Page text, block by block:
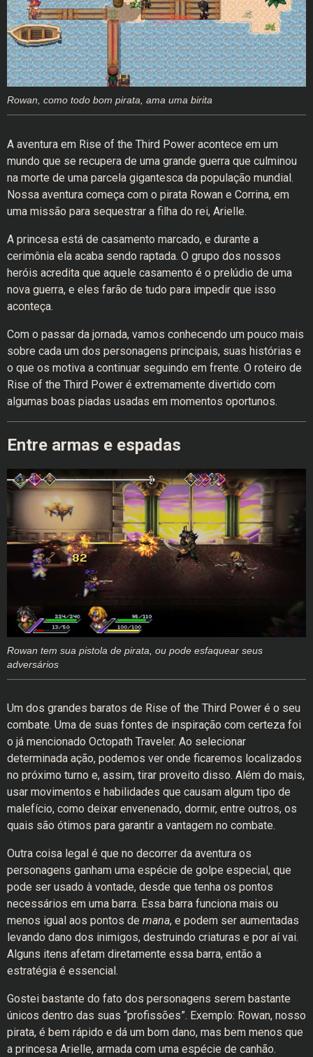
Rowan, como todo bom pirata, ama uma birita
A aventura em Rise of the Third Power acontece em um
mundo que se recupera de uma grande guerra que culminou
na morte de uma parcela gigantesca da população mundial.
Nossa aventura começa com o pirata Rowan e Corrina, em
uma missão para sequestrar a filha do rei, Arielle.
A princesa está de casamento marcado, e durante a
cerimônia ela acaba sendo raptada. O grupo dos nossos
heróis acredita que aquele casamento é o prelúdio de uma
nova guerra, e eles farão de tudo para impedir que isso
aconteça.
Com o passar da jornada, vamos conhecendo um pouco mais
sobre cada um dos personagens principais, suas histórias e
o que os motiva a continuar seguindo em frente. O roteiro de
Rise of the Third Power é extremamente divertido com
algumas boas piadas usadas em momentos oportunos.
Entre armas e espadas
Rowan tem sua pistola de pirata, ou pode esfaquear seus
adversários
Um dos grandes baratos de Rise of the Third Power é o seu
combate. Uma de suas fontes de inspiração com certeza foi
o já mencionado Octopath Traveler. Ao selecionar
determinada ação, podemos ver onde ficaremos localizados
no próximo turno e, assim, tirar proveito disso. Além do mais,
usar movimentos e habilidades que causam algum tipo de
malefício, como deixar envenenado, dormir, entre outros, os
quais são ótimos para garantir a vantagem no combate.
Outra coisa legal é que no decorrer da aventura os
personagens ganham uma espécie de golpe especial, que
pode ser usado à vontade, desde que tenha os pontos
necessários em uma barra. Essa barra funciona mais ou
menos igual aos pontos de mana, e podem ser aumentadas
levando dano dos inimigos, destruindo criaturas e por aí vai.
Alguns itens afetam diretamente essa barra, então a
estratégia é essencial.
Gostei bastante do fato dos personagens serem bastante
únicos dentro das suas “profissões”. Exemplo: Rowan, nosso
pirata, é bem rápido e dá um bom dano, mas bem menos que
a princesa Arielle, armada com uma espécie de canhão.